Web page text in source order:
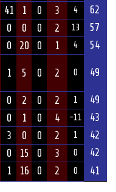
41 1 0 3 4 62
0 0 0 2 13 57
0 20 0 1 4 54
1 5 0 2 0 49
0 2 0 2 1 49
0 1 0 4 -11 43
3 0 0 2 1 42
0 15 0 3 0 42
1 16 0 2 0 41